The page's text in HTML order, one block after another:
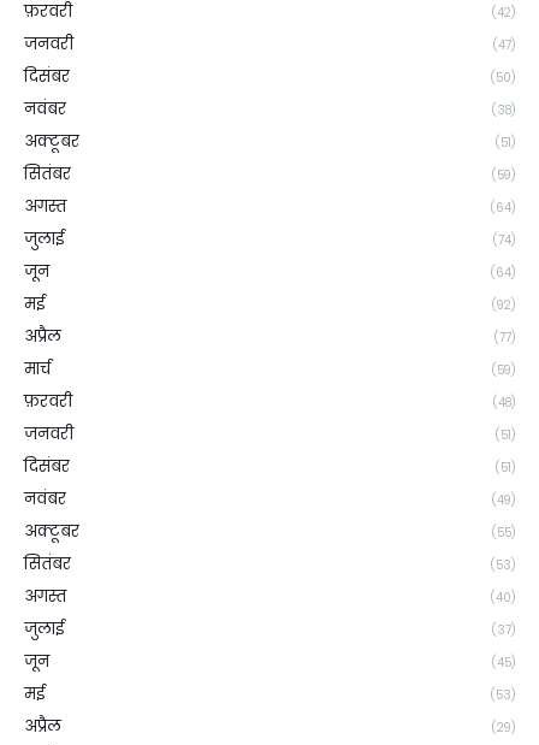
फ़रवरी (42)
जनवरी (47)
दिसंबर (50)
नवंबर (38)
अक्टूबर (51)
सितंबर (59)
अगस्त (64)
जुलाई (74)
जून (64)
मई (92)
अप्रैल (77)
मार्च (59)
फ़रवरी (48)
जनवरी (51)
दिसंबर (51)
नवंबर (49)
अक्टूबर (55)
सितंबर (53)
अगस्त (40)
जुलाई (37)
जून (45)
मई (53)
अप्रैल (29)